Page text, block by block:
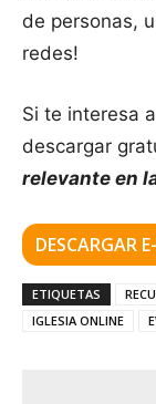
de personas,
redes!
Si te interesa
descargar
relevante en
DESCARGAR
ETIQUETAS
IGLESIA ONLINE